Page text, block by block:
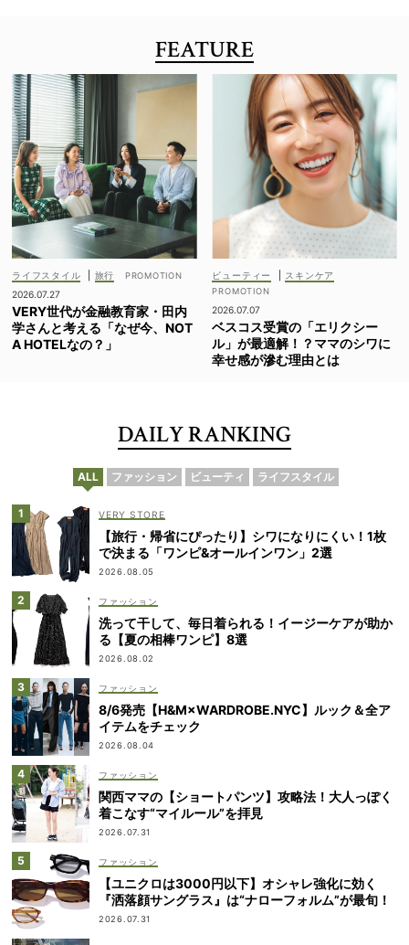
FEATURE
ライフスタイル
旅行
2026.07.27
VERY世代が金融教育家・田内
学さんと考える「なぜ今、NOT
A HOTELなの？」
ビューティー スキンケア
2026.07.07
ベスコス受賞の「エリクシー
ル」が最適解！？ママのシワに
幸せ感が滲む理由とは
DAILY RANKING
ALL ファッション ビューティ ライフスタイル
VERY STORE
【旅行・帰省にぴったり】シワになりにくい！1枚
で決まる「ワンピ&オールインワン」2選
2026.08.05
ファッション
洗って干して、毎日着られる！イージーケアが助か
る【夏の相棒ワンピ】8選
2026.08.02
ファッション
8/6発売【H&M×WARDROBE.NYC】ルック＆全ア
イテムをチェック
2026.08.04
ファッション
関西ママの【ショートパンツ】攻略法！大人っぽく
着こなす“マイルール”を拝見
2026.07.31
ファッション
【ユニクロは3000円以下】オシャレ強化に効く
『洒落顔サングラス』は“ナローフォルム”が最旬！
2026.07.31